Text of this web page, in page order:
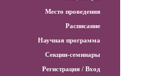
Место проведения
Расписание
Научная программа
Секции-семинары
Регистрация / Вход